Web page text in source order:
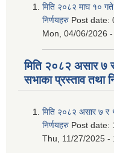
मिति २०८२ माघ १०
निर्णयहरु Post date:
Mon, 04/06/2026
मिति २०८२ असार
सभाका प्रस्ताव तथा
मिति २०८२ असार ७ र
निर्णयहरु Post date:
Thu, 11/27/2025 -